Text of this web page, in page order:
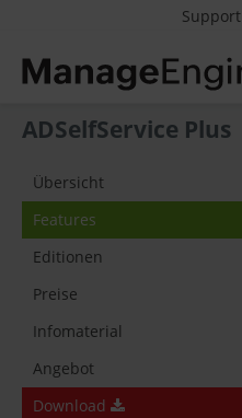
Support
ADSelfService Plus
Übersicht
Features
Editionen
Preise
Infomaterial
Angebot
Download